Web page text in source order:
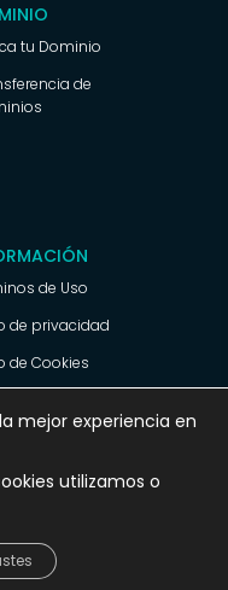
tu Dominio
de
de Uso
de privacidad
de Cookies
los derechos
mejor experiencia en
utilizamos o